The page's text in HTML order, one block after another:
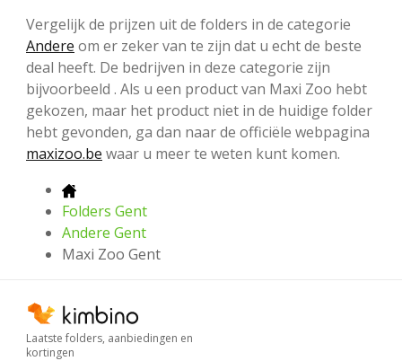
Vergelijk de prijzen uit de folders in de categorie
Andere om er zeker van te zijn dat u echt de beste
deal heeft. De bedrijven in deze categorie zijn
bijvoorbeeld . Als u een product van Maxi Zoo hebt
gekozen, maar het product niet in de huidige folder
hebt gevonden, ga dan naar de officiële webpagina
maxizoo.be waar u meer te weten kunt komen.
Folders Gent
Andere Gent
Maxi Zoo Gent
Laatste folders, aanbiedingen en
kortingen